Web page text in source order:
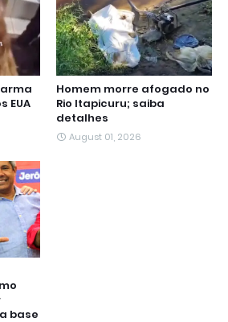
EUA
Homem morre afogado no
Rio Itapicuru; saiba
detalhes
August 01, 2026
base